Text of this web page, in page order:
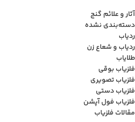
آثار و علائم گنج
دسته‌بندی نشده
ردیاب
ردیاب و شعاع زن
طلایاب
فلزیاب بوقی
فلزیاب تصویری
فلزیاب دستی
فلزیاب فول آپشن
مقالات فلزیاب